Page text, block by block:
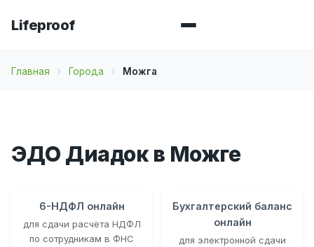
Lifeproof
Главная Города Можга
ЭДО Диадок в Можге
6-НДФЛ онлайн
для сдачи расчёта НДФЛ
по сотрудникам в ФНС
Бухгалтерский баланс
онлайн
для электронной сдачи